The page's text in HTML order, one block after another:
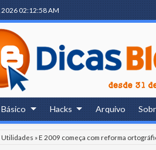
202602:12:59 AM
Básico Hacks Arquivo
Utilidades »E 2009 começa com reforma